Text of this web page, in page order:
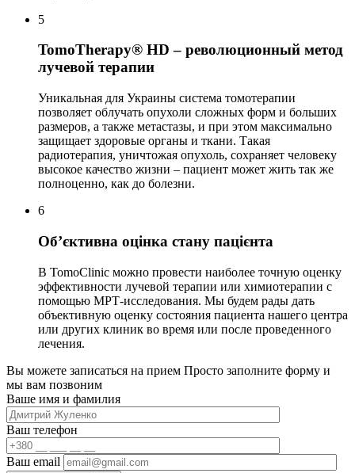
5
TomoTherapy® HD – революционный метод
лучевой терапии
Уникальная для Украины система томотерапии
позволяет облучать опухоли сложных форм и больших
размеров, а также метастазы, и при этом максимально
защищает здоровые органы и ткани. Такая
радиотерапия, уничтожая опухоль, сохраняет человеку
высокое качество жизни – пациент может жить так же
полноценно, как до болезни.
6
Об’єктивна оцінка стану пацієнта
В TomoClinic можно провести наиболее точную оценку
эффективности лучевой терапии или химиотерапии с
помощью МРТ-исследования. Мы будем рады дать
объективную оценку состояния пациента нашего центра
или других клиник во время или после проведенного
лечения.
Вы можете записаться на прием Просто заполните форму и
мы вам позвоним
Ваше имя и фамилия
Ваш телефон
Ваш email